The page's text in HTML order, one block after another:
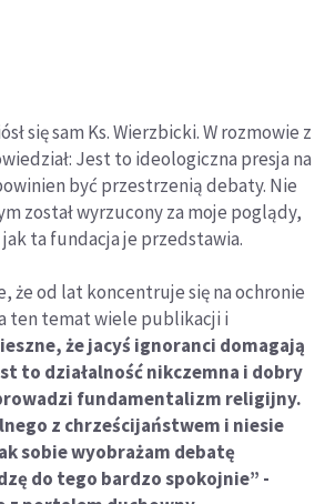
się sam Ks. Wierzbicki. W rozmowie z
Jest to ideologiczna presja na
być przestrzenią debaty. Nie
został wyrzucony za moje poglądy,
ta fundacja je przedstawia.
że od lat koncentruje się na ochronie
ten temat wiele publikacji i
że jacyś ignoranci domagają
to działalność nikczemna i dobry
fundamentalizm religijny.
z chrześcijaństwem i niesie
sobie wyobrażam debatę
do tego bardzo spokojnie” -